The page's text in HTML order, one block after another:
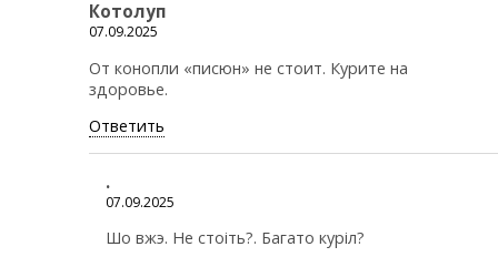
Котолуп
07.09.2025
От конопли «писюн» не стоит. Курите на
здоровье.
Ответить
.
07.09.2025
Шо вжэ. Не стоiть?. Багато курiл?